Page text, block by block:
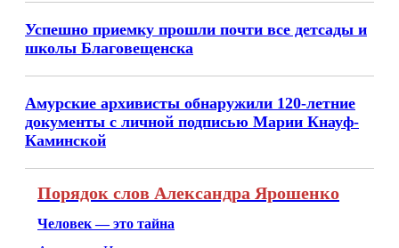
Успешно приемку прошли почти все детсады и
школы Благовещенска
Амурские архивисты обнаружили 120-летние
документы с личной подписью Марии Кнауф-
Каминской
Порядок слов Александра Ярошенко
Человек — это тайна